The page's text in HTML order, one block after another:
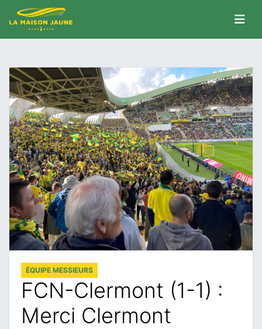
ÉQUIPE MESSIEURS
FCN-Clermont (1-1) :
Merci Clermont